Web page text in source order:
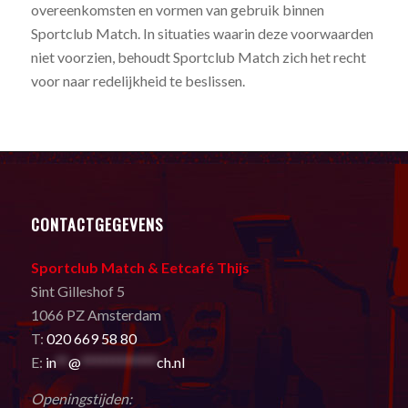
overeenkomsten en vormen van gebruik binnen
Sportclub Match. In situaties waarin deze voorwaarden
niet voorzien, behoudt Sportclub Match zich het recht
voor naar redelijkheid te beslissen.
CONTACTGEGEVENS
Sportclub Match & Eetcafé Thijs
Sint Gilleshof 5
1066 PZ Amsterdam
T: 020 669 58 80
E: in** @************ ch.nl
Openingstijden: